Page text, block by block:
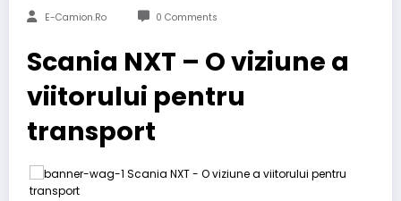
E-Camion.ro 0 Comments
Scania NXT – O viziune a
viitorului pentru
transport